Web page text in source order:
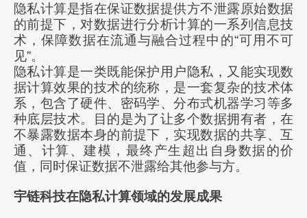
隐私计算是指在保证数据提供方不泄露原始数据
的前提下，对数据进行分析计算的一系列信息技
术，保障数据在流通与融合过程中的“可用不可
见”。
隐私计算是一类既能保护用户隐私，又能实现数
据计算效果的技术的统称，是一套复杂的技术体
系，包含了硬件、密码学、分布式机器学习等多
种底层技术。目的是为了让多个数据拥有者，在
不暴露数据本身的前提下，实现数据的共享、互
通、计算、建模，最终产生超出自身数据的价
值，同时保证数据不泄露给其他参与方。
宇链科技在隐私计算领域的发展成果